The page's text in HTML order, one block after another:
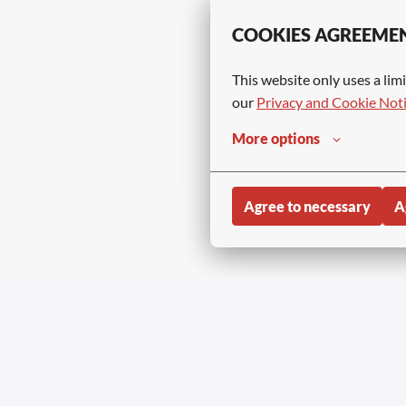
COOKIES
This website only uses a
our Privacy and Cookie
More options
Agree to necessary